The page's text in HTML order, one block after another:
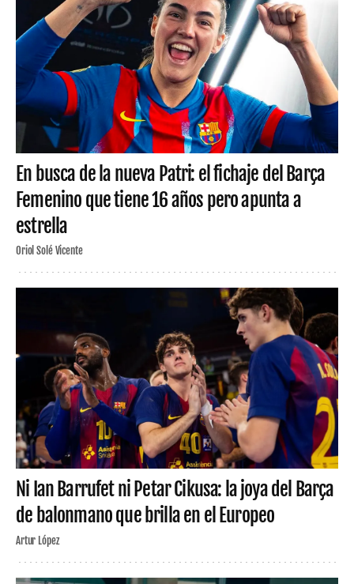
En busca de la nueva Patri: el fichaje del Barça
Femenino que tiene 16 años pero apunta a
estrella
Oriol Solé Vicente
Ni Ian Barrufet ni Petar Cikusa: la joya del Barça
de balonmano que brilla en el Europeo
Artur López